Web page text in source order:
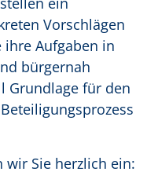
Vorschlägen
Aufgaben in
bürgernah
Grundlage für den
Sie herzlich ein: